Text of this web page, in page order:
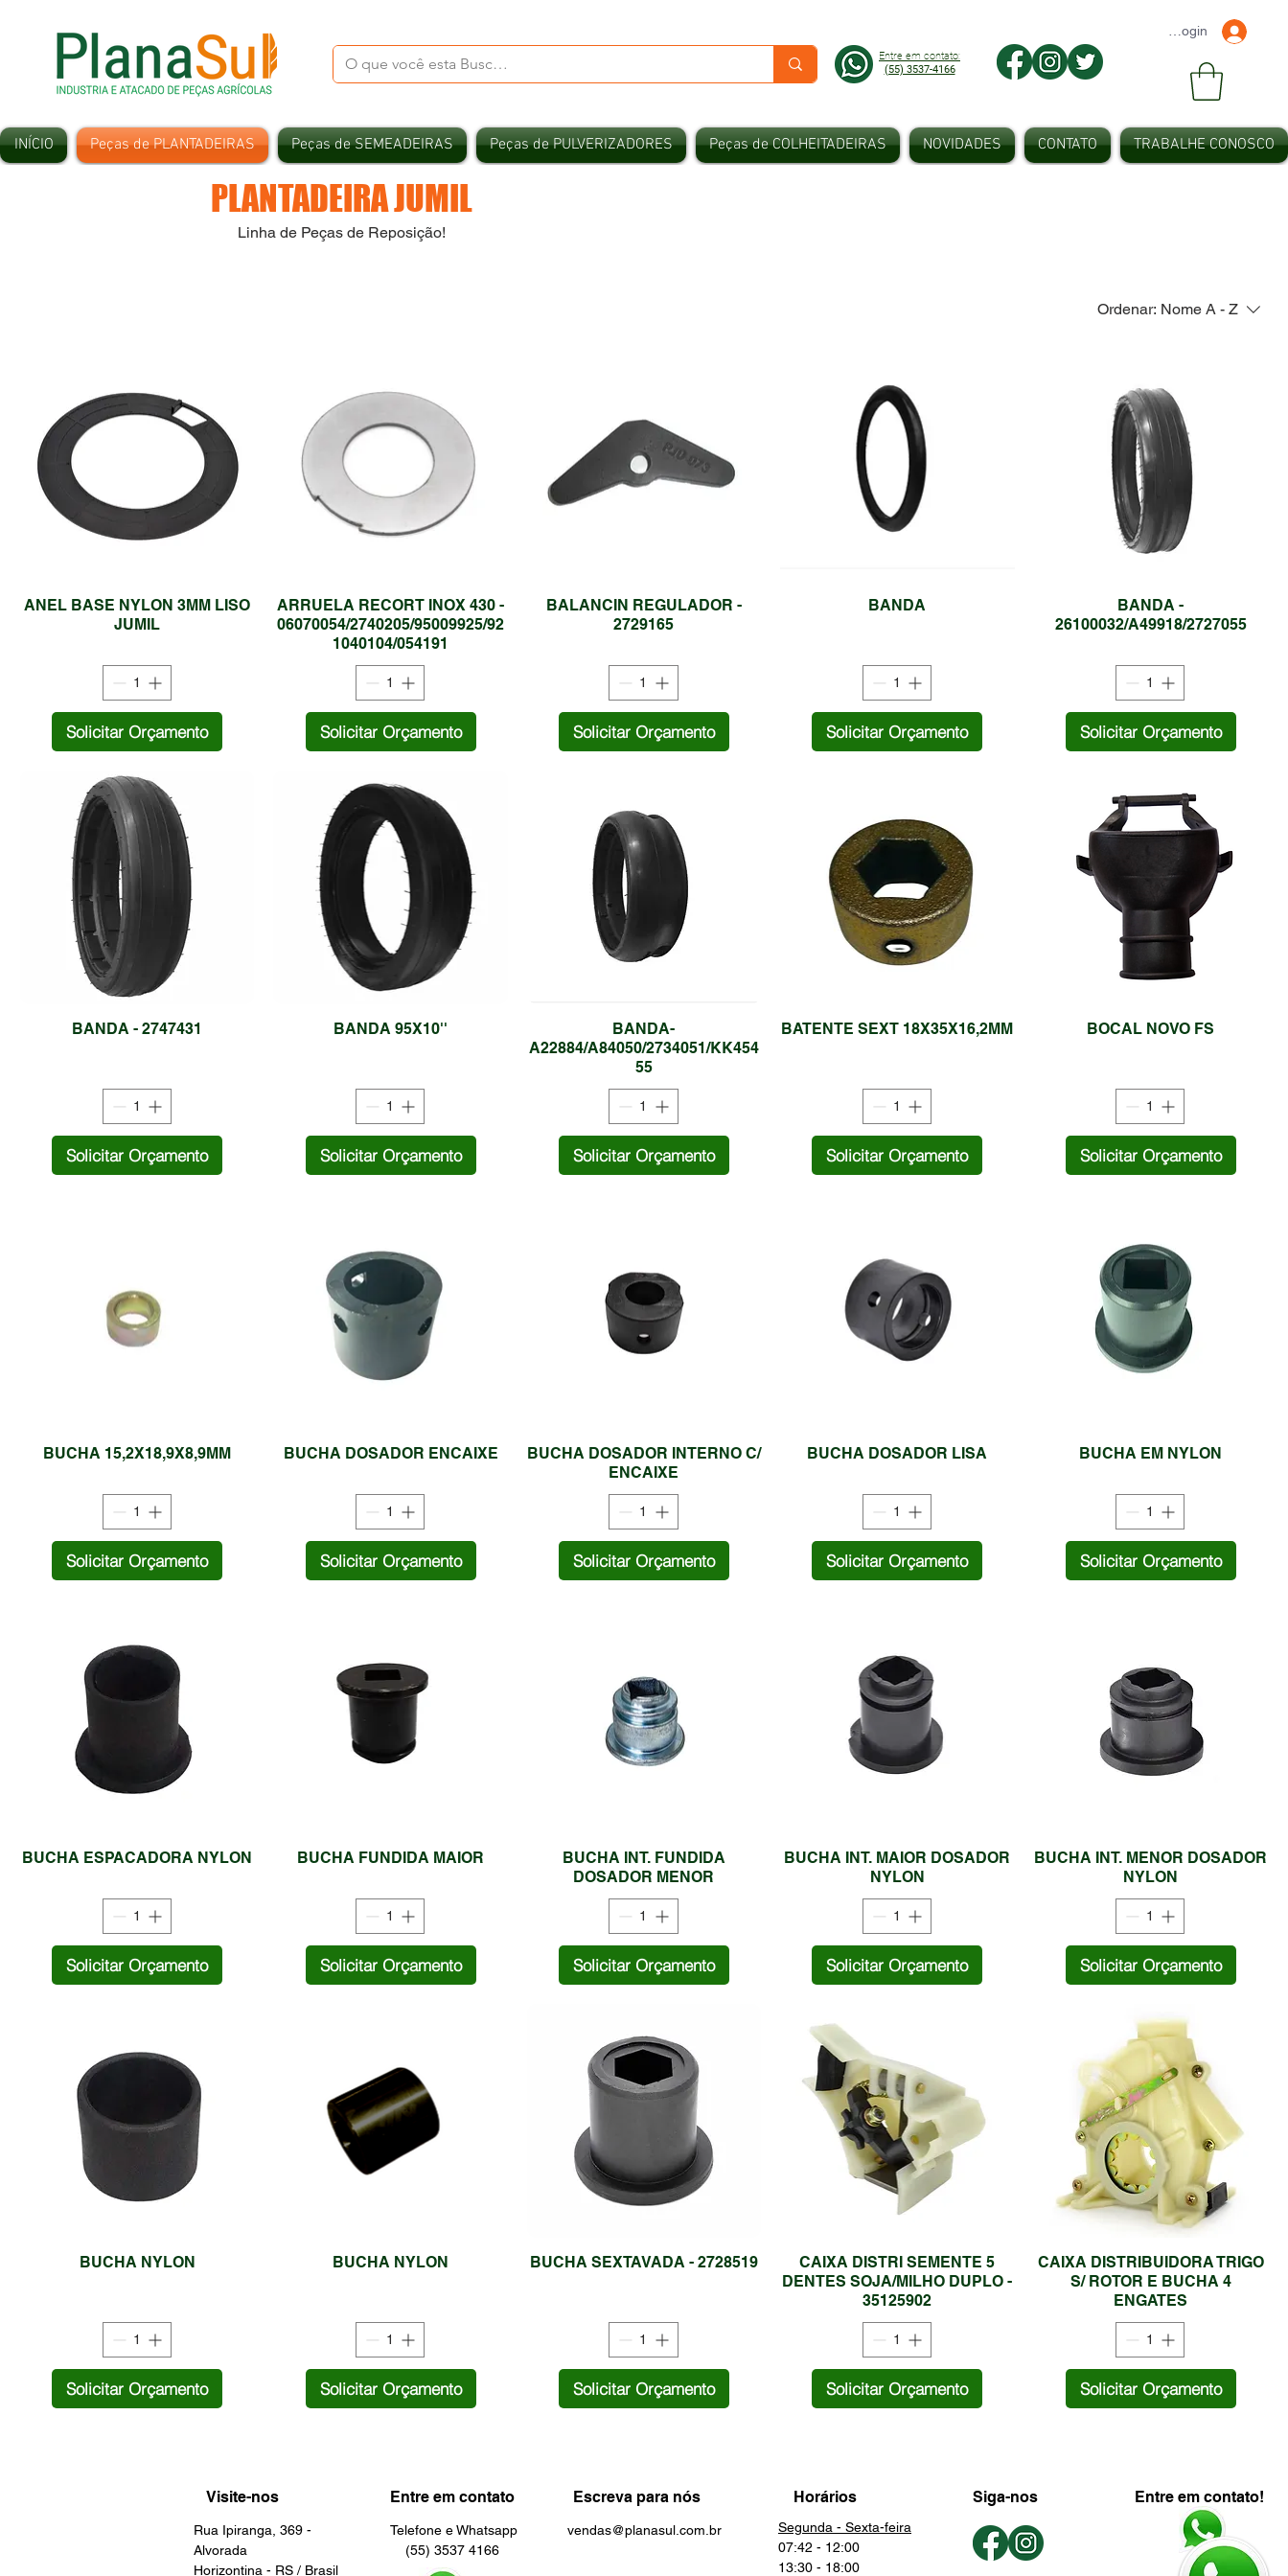
Entre em contato:
(55) 3537-4166
Faça seu Login
INÍCIO Peças de PLANTADEIRAS Peças de SEMEADEIRAS Peças de PULVERIZADORES Peças de COLHEITADEIRAS NOVIDADES CONTATO TRABALHE CONOSCO
PLANTADEIRA JUMIL
Linha de Peças de Reposição!
Ordenar: Nome A - Z
ANEL BASE NYLON 3MM LISO
JUMIL
Solicitar Orçamento
ARRUELA RECORT INOX 430 -
06070054/2740205/95009925/92
1040104/054191
Solicitar Orçamento
BALANCIN REGULADOR -
2729165
Solicitar Orçamento
BANDA
Solicitar Orçamento
BANDA -
26100032/A49918/2727055
Solicitar Orçamento
BANDA - 2747431
Solicitar Orçamento
BANDA 95X10''
Solicitar Orçamento
BANDA-
A22884/A84050/2734051/KK454
55
Solicitar Orçamento
BATENTE SEXT 18X35X16,2MM
Solicitar Orçamento
BOCAL NOVO FS
Solicitar Orçamento
BUCHA 15,2X18,9X8,9MM
Solicitar Orçamento
BUCHA DOSADOR ENCAIXE
Solicitar Orçamento
BUCHA DOSADOR INTERNO C/
ENCAIXE
Solicitar Orçamento
BUCHA DOSADOR LISA
Solicitar Orçamento
BUCHA EM NYLON
Solicitar Orçamento
BUCHA ESPACADORA NYLON
Solicitar Orçamento
BUCHA FUNDIDA MAIOR
Solicitar Orçamento
BUCHA INT. FUNDIDA
DOSADOR MENOR
Solicitar Orçamento
BUCHA INT. MAIOR DOSADOR
NYLON
Solicitar Orçamento
BUCHA INT. MENOR DOSADOR
NYLON
Solicitar Orçamento
BUCHA NYLON
Solicitar Orçamento
BUCHA NYLON
Solicitar Orçamento
BUCHA SEXTAVADA - 2728519
Solicitar Orçamento
CAIXA DISTRI SEMENTE 5
DENTES SOJA/MILHO DUPLO -
35125902
Solicitar Orçamento
CAIXA DISTRIBUIDORA TRIGO
S/ ROTOR E BUCHA 4
ENGATES
Solicitar Orçamento
Visite-nos
Rua Ipiranga, 369 -
Alvorada
Horizontina - RS / Brasil
Entre em contato
Telefone e Whatsapp
(55) 3537 4166
Escreva para nós
vendas@planasul.com.br
Horários
Segunda - Sexta-feira
07:42 - 12:00
13:30 - 18:00
Siga-nos Entre em contato!